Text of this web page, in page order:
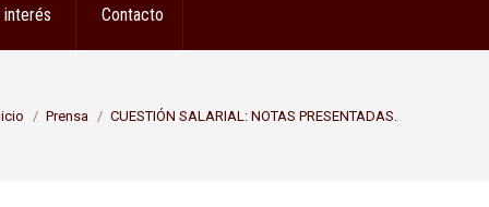
Contacto
aquí:Prensa CUESTIÓN SALARIAL: NOTAS PRESENTADAS.